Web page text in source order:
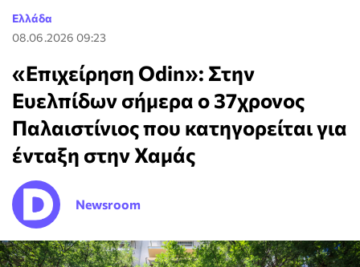
Ελλάδα
08.06.2026 09:23
«Επιχείρηση Odin»: Στην
Ευελπίδων σήμερα ο 37χρονος
Παλαιστίνιος που κατηγορείται για
ένταξη στην Χαμάς
Newsroom